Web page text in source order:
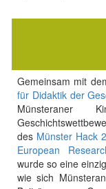
Gemeinsam mit
für Didaktik der
Münsteraner
des Münster Hack
European
wurde so eine
wie sich